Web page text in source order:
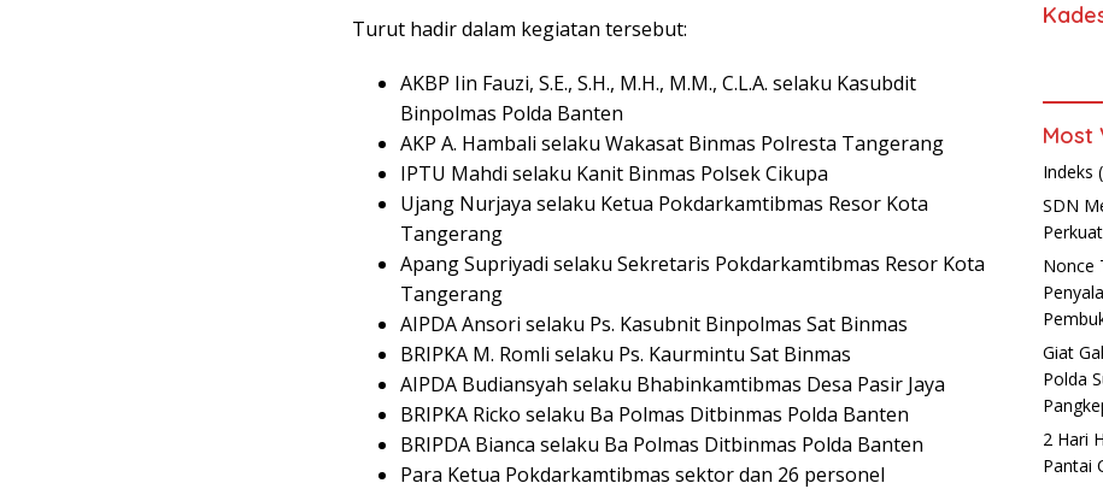
Turut hadir dalam kegiatan tersebut:
AKBP Iin Fauzi, S.E., S.H., M.H., M.M., C.L.A. selaku Kasubdit
Binpolmas Polda Banten
AKP A. Hambali selaku Wakasat Binmas Polresta Tangerang
IPTU Mahdi selaku Kanit Binmas Polsek Cikupa
Ujang Nurjaya selaku Ketua Pokdarkamtibmas Resor Kota
Tangerang
Apang Supriyadi selaku Sekretaris Pokdarkamtibmas Resor Kota
Tangerang
AIPDA Ansori selaku Ps. Kasubnit Binpolmas Sat Binmas
BRIPKA M. Romli selaku Ps. Kaurmintu Sat Binmas
AIPDA Budiansyah selaku Bhabinkamtibmas Desa Pasir Jaya
BRIPKA Ricko selaku Ba Polmas Ditbinmas Polda Banten
BRIPDA Bianca selaku Ba Polmas Ditbinmas Polda Banten
Para Ketua Pokdarkamtibmas sektor dan 26 personel
Most
Indeks
SDN
Nonce
Giat
Polda
2 Hari
Pantai